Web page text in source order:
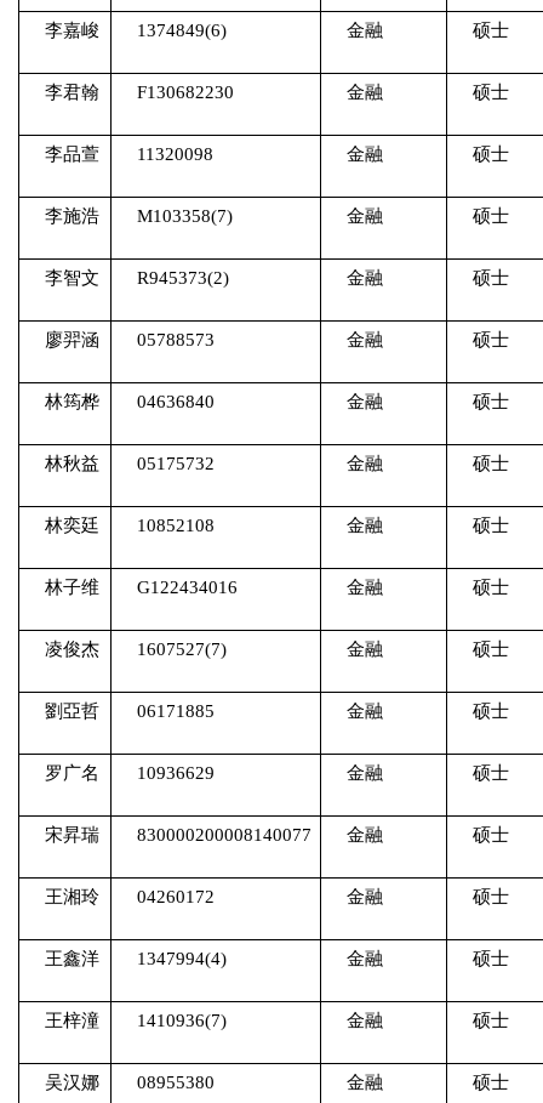
李嘉峻 1374849(6) 金融 硕士
李君翰 F130682230 金融 硕士
李品萱 11320098 金融 硕士
李施浩 M103358(7) 金融 硕士
李智文 R945373(2) 金融 硕士
廖羿涵 05788573 金融 硕士
林筠桦 04636840 金融 硕士
林秋益 05175732 金融 硕士
林奕廷 10852108 金融 硕士
林子维 G122434016 金融 硕士
凌俊杰 1607527(7) 金融 硕士
劉亞哲 06171885 金融 硕士
罗广名 10936629 金融 硕士
宋昇瑞 830000200008140077 金融 硕士
王湘玲 04260172 金融 硕士
王鑫洋 1347994(4) 金融 硕士
王梓潼 1410936(7) 金融 硕士
吴汉娜 08955380 金融 硕士